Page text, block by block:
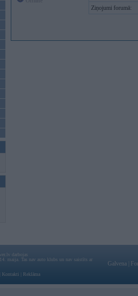
Ziņojumi forumā:
darbojas
maija. Tas nav auto klubs un nav saistīts ar
Kontakti Reklāma
Galvena